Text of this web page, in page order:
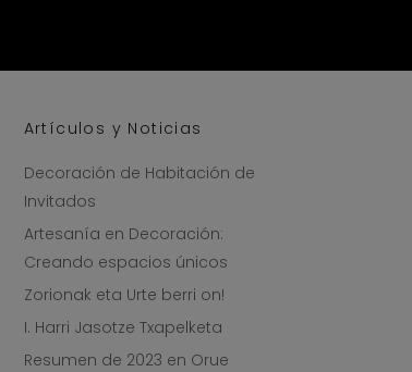
Artículos y Noticias
Decoración de Habitación de
Invitados
Artesanía en Decoración:
Creando espacios únicos
Zorionak eta Urte berri on!
I. Harri Jasotze Txapelketa
Resumen de 2023 en Orue